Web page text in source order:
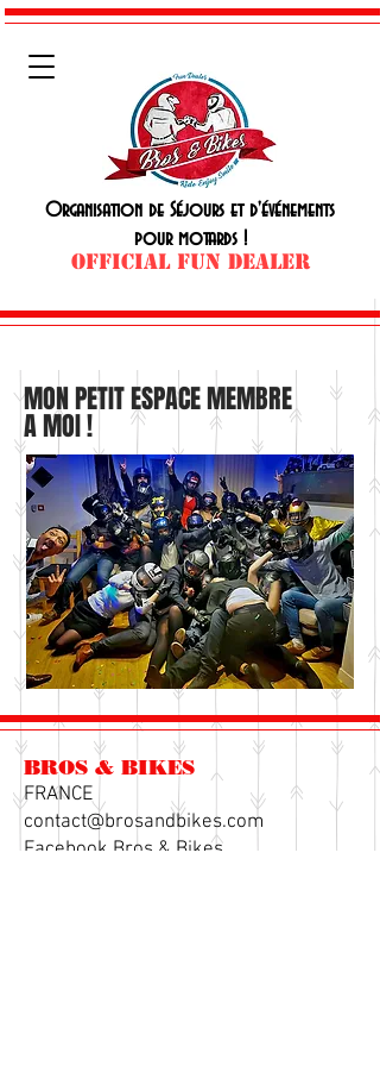
Organisation de Séjours et d'événements
pour motards !
OFFICIAL FUN DEALER
MON PETIT ESPACE MEMBRE
A MOI !
BROS & BIKES
FRANCE
contact@brosandbikes.com
Facebook Bros & Bikes